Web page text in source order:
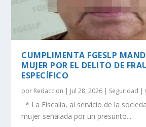
CUMPLIMENTA FGESLP
MUJER POR EL DELITO DE
ESPECÍFICO
por Redaccion | Jul 28, 2026 | Seguridad |
* La Fiscalía, al servicio de la
mujer señalada por un presunto...